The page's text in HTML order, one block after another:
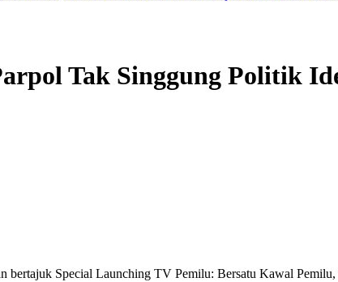
Tak Singgung Politik
bertajuk Special Launching TV Pemilu: Bersatu Kawal